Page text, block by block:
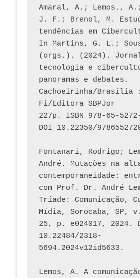
Amaral, A.; Lemos.,
J. F.; Brenol, M.
tendências em
In Martins, G. L.;
(orgs.). (2024).
tecnologia e
panoramas e debates.
Cachoeirinha/Brasília :
Fi/Editora SBPJor
227p. ISBN 978-65-
DOI 10.22350/
Fontanari, Rodrigo;
André. Mutações na
contemporaneidade:
com Prof. Dr. André
Tríade: Comunicação,
Mídia, Sorocaba, SP,
25, p. e024017, 2024.
10.22484/2318-
5694.2024v12id5633.
Lemos, A. A